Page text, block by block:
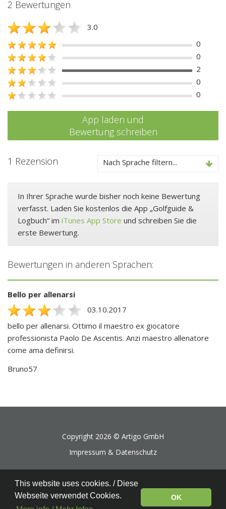
2 Bewertungen
3.0
0
0
2
0
0
App laden und
Bewertung schreiben
1 Rezension Nach Sprache filtern...
In Ihrer Sprache wurde bisher noch keine Bewertung
verfasst. Laden Sie kostenlos die App „Golfguide &
Logbuch“ im iTunes App Store und schreiben Sie die
erste Bewertung.
Bewertungen in anderen Sprachen:
Bello per allenarsi
03.10.2017
bello per allenarsi. Ottimo il maestro ex giocatore
professionista Paolo De Ascentis. Anzi maestro allenatore
come ama definirsi.
Bruno57
Copyright 2026 © Artigo GmbH
Impressum & Datenschutz
This website uses cookies. / Diese
Webseite verwendet Cookies.
OK